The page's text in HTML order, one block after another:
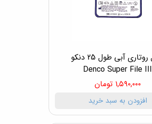
فایل روتاری آبی طول 25 دنکو
Denco Super File III
۱,۵۹۰,۰۰۰ تومان
افزودن به سبد خرید